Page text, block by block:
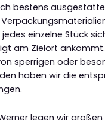
bestens
einzelne Stück
am Zielort
sperrigen oder
haben wir die